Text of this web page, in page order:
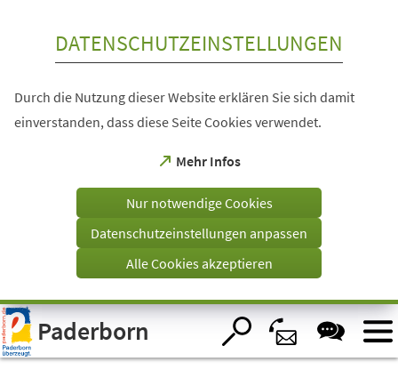
Visuelle
Assistenzsoftware
öffnen.
DATENSCHUTZEINSTELLUNGEN
Durch die Nutzung dieser Website erklären Sie sich damit
einverstanden, dass diese Seite Cookies verwendet.
Mehr Infos
(Öffnet
einem
Tab)
Nur notwendige Cookies
Datenschutzeinstellungen anpassen
Alle Cookies akzeptieren
Paderborn